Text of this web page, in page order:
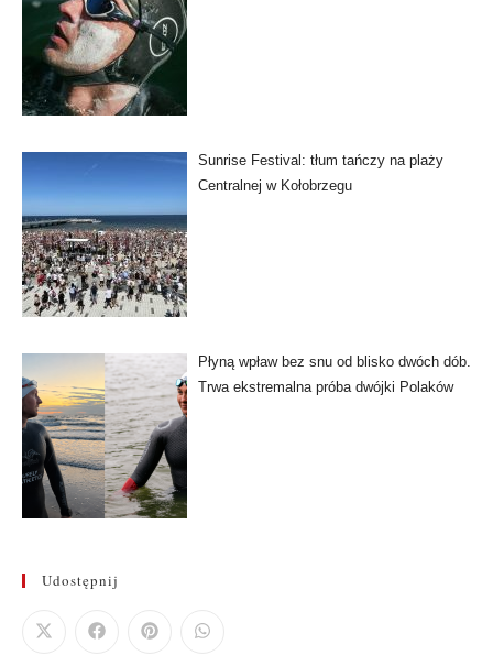
Sunrise Festival: tłum tańczy na plaży
Centralnej w Kołobrzegu
Płyną wpław bez snu od blisko dwóch dób.
Trwa ekstremalna próba dwójki Polaków
Udostępnij